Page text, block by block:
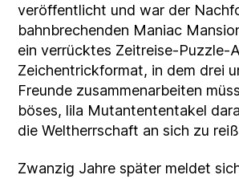
veröffentlicht und war der
bahnbrechenden Maniac
ein verrücktes Zeitreise-Puzzle-
Zeichentrickformat, in dem drei
Freunde zusammenarbeiten
böses, lila Mutantententakel
die Weltherrschaft an sich zu
Zwanzig Jahre später meldet